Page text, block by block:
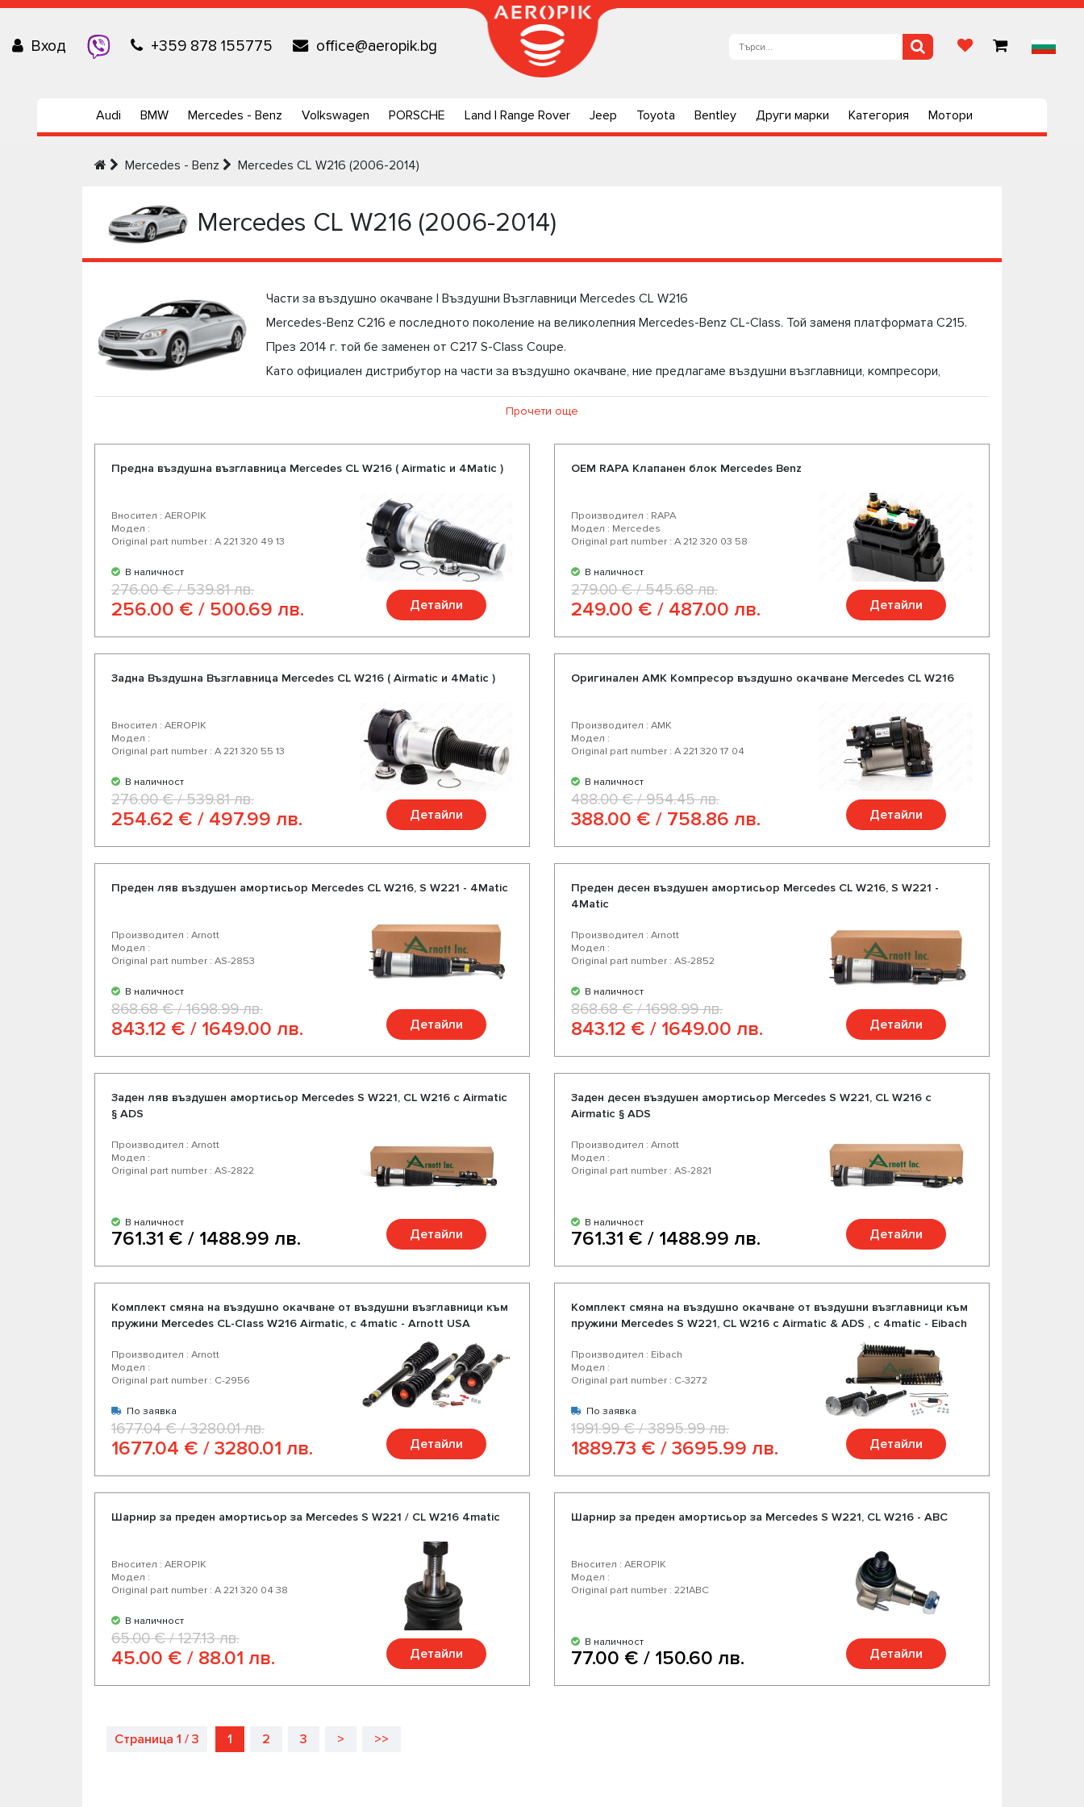
Вход +359 878 155775 office@aeropik.bg
Audi BMW Mercedes - Benz Volkswagen PORSCHE Land | Range Rover Jeep Toyota Bentley Други марки Категория Мотори
Mercedes - Benz Mercedes CL W216 (2006-2014)
Mercedes CL W216 (2006-2014)
Части за въздушно окачване | Въздушни Възглавници Mercedes CL W216
Mercedes-Benz C216 е последното поколение на великолепния Mercedes-Benz CL-Class. Той заменя платформата C215.
През 2014 г. той бе заменен от C217 S-Class Coupe.
Като официален дистрибутор на части за въздушно окачване, ние предлагаме въздушни възглавници, компресори,
амортисьори за Мерцедес ЦЛ W216 на конкуретни цени и възможност за експресна доставка. Избирайки нас Вие избирате качествени части за Вашия
Мерцедес CL W216 от доверени немски и американски производители. Насладете се на отлично съотношение цена-качество, богат асортимент и
разнообразие от над 200 продукта за Вашият автомобил.
Прочети още
Предна въздушна възглавница Mercedes CL W216 ( Airmatic и 4Matic )
Вносител : AEROPIK
Модел :
Original part number : A 221 320 49 13
В наличност
276.00 € / 539.81 лв.
256.00 € / 500.69 лв. Детайли
OEM RAPA Клапанен блок Mercedes Benz
Производител : RAPA
Модел : Mercedes
Original part number : A 212 320 03 58
В наличност
279.00 € / 545.68 лв.
249.00 € / 487.00 лв. Детайли
Задна Въздушна Възглавница Mercedes CL W216 ( Airmatic и 4Matic )
Вносител : AEROPIK
Модел :
Original part number : A 221 320 55 13
В наличност
276.00 € / 539.81 лв.
254.62 € / 497.99 лв. Детайли
Оригинален AMK Компресор въздушно окачване Mercedes CL W216
Производител : AMK
Модел :
Original part number : A 221 320 17 04
В наличност
488.00 € / 954.45 лв.
388.00 € / 758.86 лв. Детайли
Преден ляв въздушен амортисьор Mercedes CL W216, S W221 - 4Matic
Производител : Arnott
Модел :
Original part number : AS-2853
В наличност
868.68 € / 1698.99 лв.
843.12 € / 1649.00 лв. Детайли
Преден десен въздушен амортисьор Mercedes CL W216, S W221 -
4Matic
Производител : Arnott
Модел :
Original part number : AS-2852
В наличност
868.68 € / 1698.99 лв.
843.12 € / 1649.00 лв. Детайли
Заден ляв въздушен амортисьор Mercedes S W221, CL W216 с Airmatic
§ ADS
Производител : Arnott
Модел :
Original part number : AS-2822
В наличност
761.31 € / 1488.99 лв. Детайли
Заден десен въздушен амортисьор Mercedes S W221, CL W216 с
Airmatic § ADS
Производител : Arnott
Модел :
Original part number : AS-2821
В наличност
761.31 € / 1488.99 лв. Детайли
Комплект смяна на въздушно окачване от въздушни възглавници към
пружини Mercedes CL-Class W216 Airmatic, с 4matic - Arnott USA
Производител : Arnott
Модел :
Original part number : C-2956
По заявка
1677.04 € / 3280.01 лв.
1677.04 € / 3280.01 лв. Детайли
Комплект смяна на въздушно окачване от въздушни възглавници към
пружини Mercedes S W221, CL W216 с Airmatic & ADS , с 4matic - Eibach
Производител : Eibach
Модел :
Original part number : C-3272
По заявка
1991.99 € / 3895.99 лв.
1889.73 € / 3695.99 лв. Детайли
Шарнир за преден амортисьор за Mercedes S W221 / CL W216 4matic
Вносител : AEROPIK
Модел :
Original part number : A 221 320 04 38
В наличност
65.00 € / 127.13 лв.
45.00 € / 88.01 лв. Детайли
Шарнир за преден амортисьор за Mercedes S W221, CL W216 - ABC
Вносител : AEROPIK
Модел :
Original part number : 221ABC
В наличност
77.00 € / 150.60 лв. Детайли
Страница 1 / 3 1 2 3 > >>